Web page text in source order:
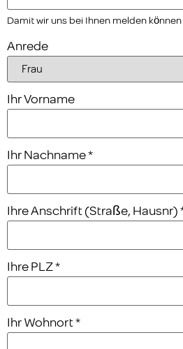
Damit wir uns bei Ihnen melden können
Anrede
Ihr Vorname
Ihr Nachname*
Ihre Anschrift (Straße, Hausnr)
Ihre PLZ*
Ihr Wohnort*